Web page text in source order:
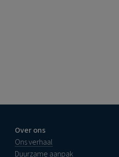
Over ons
Ons verhaal
Duurzame aanpak